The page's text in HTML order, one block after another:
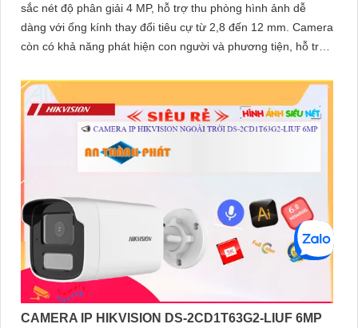
sắc nét độ phân giải 4 MP, hỗ trợ thu phòng hình ảnh dễ
dàng với ống kính thay đổi tiêu cự từ 2,8 đến 12 mm. Camera
còn có khả năng phát hiện con người và phương tiện, hỗ trợ
sát an ninh hiệu quả
CAMERA IP HIKVISION DS-2CD1T63G2-LIUF 6MP